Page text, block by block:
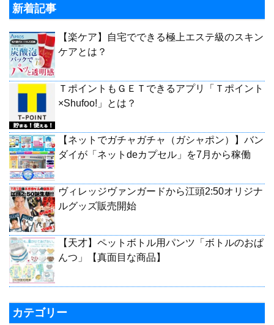
新着記事
【楽ケア】自宅でできる極上エステ級のスキン
ケアとは？
ＴポイントもＧＥＴできるアプリ「Ｔポイント
×Shufoo!」とは？
【ネットでガチャガチャ（ガシャポン）】バン
ダイが「ネットdeカプセル」を7月から稼働
ヴィレッジヴァンガードから江頭2:50オリジナ
ルグッズ販売開始
【天才】ペットボトル用パンツ「ボトルのおぱ
んつ」【真面目な商品】
カテゴリー